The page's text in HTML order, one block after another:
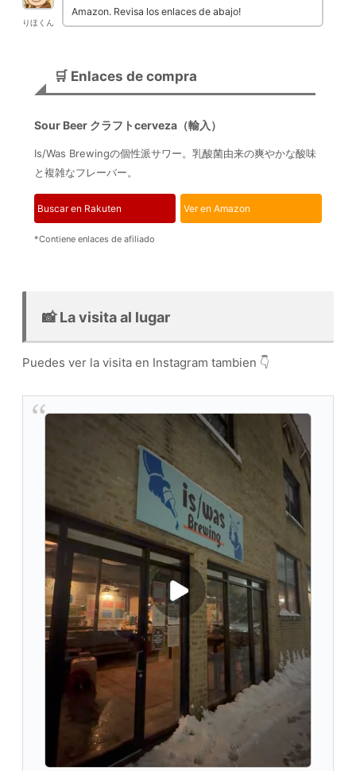
りほくん
Amazon. Revisa los enlaces de abajo!
🛒 Enlaces de compra
Sour Beer クラフトcerveza（輸入）
Is/Was Brewingの個性派サワー。乳酸菌由来の爽やかな酸味
と複雑なフレーバー。
Buscar en Rakuten Ver en Amazon
*Contiene enlaces de afiliado
📸 La visita al lugar
Puedes ver la visita en Instagram tambien 👇